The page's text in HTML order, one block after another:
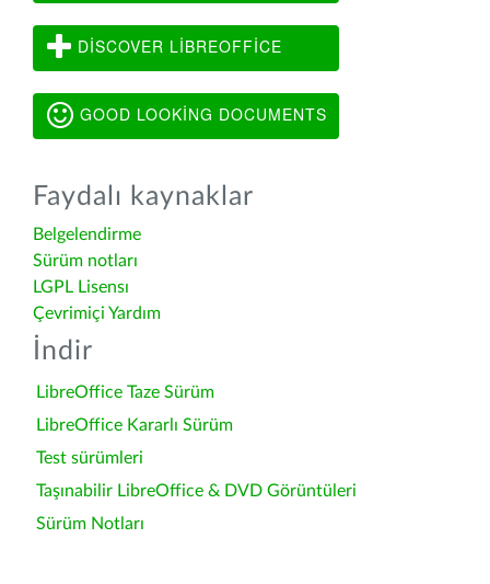
DISCOVER LIBREOFFICE
GOOD LOOKING DOCUMENTS
Faydalı kaynaklar
Belgelendirme
Sürüm notları
LGPL Lisensı
Çevrimiçi Yardım
İndir
LibreOffice Taze Sürüm
LibreOffice Kararlı Sürüm
Test sürümleri
Taşınabilir LibreOffice & DVD Görüntüleri
Sürüm Notları